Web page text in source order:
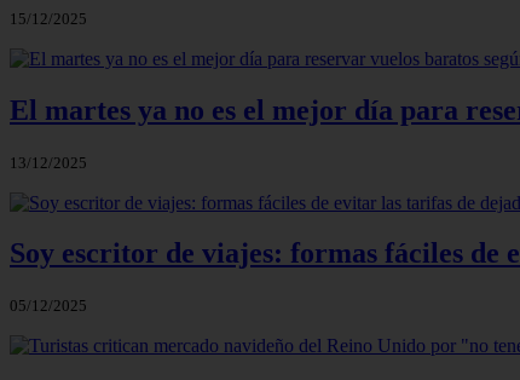
15/12/2025
El martes ya no es el mejor día para
13/12/2025
Soy escritor de viajes: formas fáciles de
05/12/2025